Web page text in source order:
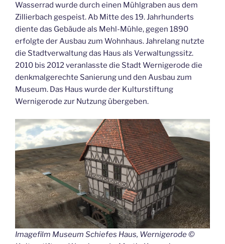
Wasserrad wurde durch einen Mühlgraben aus dem
Zillierbach gespeist. Ab Mitte des 19. Jahrhunderts
diente das Gebäude als Mehl-Mühle, gegen 1890
erfolgte der Ausbau zum Wohnhaus. Jahrelang nutzte
die Stadtverwaltung das Haus als Verwaltungssitz.
2010 bis 2012 veranlasste die Stadt Wernigerode die
denkmalgerechte Sanierung und den Ausbau zum
Museum. Das Haus wurde der Kulturstiftung
Wernigerode zur Nutzung übergeben.
Imagefilm Museum Schiefes Haus, Wernigerode ©